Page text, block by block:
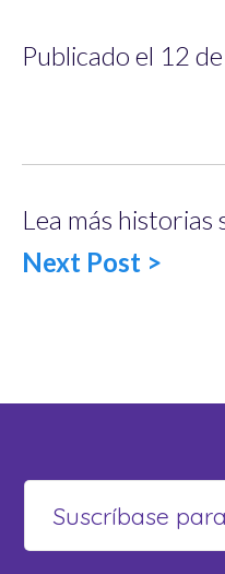
Publicado el 12
Lea más historias
Next Post >